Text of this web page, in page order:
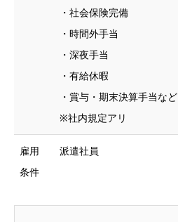
・社会保険完備
・時間外手当
・深夜手当
・有給休暇
・賞与・期末決算手当など
※社内規定アリ
雇用
条件
派遣社員